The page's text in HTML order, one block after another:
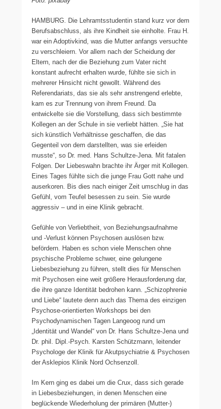
HAMBURG. Die Lehramtsstudentin stand kurz vor dem
Berufsabschluss, als ihre Kindheit sie einholte. Frau H.
war ein Adoptivkind, was die Mutter anfangs versuchte
zu verschleiern. Vor allem nach der Scheidung der
Eltern, nach der die Beziehung zum Vater nicht
konstant aufrecht erhalten wurde, fühlte sie sich in
mehrerer Hinsicht nicht gewollt. Während des
Referendariats, das sie als sehr anstrengend erlebte,
kam es zur Trennung von ihrem Freund. Da
entwickelte sie die Vorstellung, dass sich bestimmte
Kollegen an der Schule in sie verliebt hätten. „Sie hat
sich künstlich Verhältnisse geschaffen, die das
Gegenteil von dem darstellten, was sie erleiden
musste“, so Dr. med. Hans Schultze-Jena. Mit fatalen
Folgen. Der Liebeswahn brachte ihr Ärger mit Kollegen.
Eines Tages fühlte sich die junge Frau Gott nahe und
auserkoren. Bis dies nach einiger Zeit umschlug in das
Gefühl, vom Teufel besessen zu sein. Sie wurde
aggressiv – und in eine Klinik gebracht.
Gefühle von Verliebtheit, von Beziehungsaufnahme
und -Verlust können Psychosen auslösen bzw.
befördern. Haben es schon viele Menschen ohne
psychische Probleme schwer, eine gelungene
Liebesbeziehung zu führen, stellt dies für Menschen
mit Psychosen eine weit größere Herausforderung dar,
die ihre ganze Identität bedrohen kann. „Schizophrenie
und Liebe“ lautete denn auch das Thema des einzigen
Psychose-orientierten Workshops bei den
Psychodynamischen Tagen Langeoog rund um
„Identität und Wandel“ von Dr. Hans Schultze-Jena und
Dr. phil. Dipl.-Psych. Karsten Schützmann, leitender
Psychologe der Klinik für Akutpsychiatrie & Psychosen
der Asklepios Klinik Nord Ochsenzoll.
Im Kern ging es dabei um die Crux, dass sich gerade
in Liebesbeziehungen, in denen Menschen eine
beglückende Wiederholung der primären (Mutter-)